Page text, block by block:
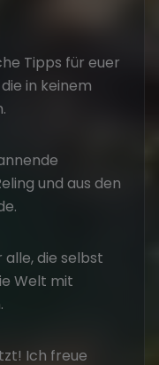
Tipps für euer
in keinem
und aus den
die selbst
Welt mit
Ich freue